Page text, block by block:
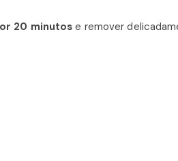
20 minutos e remover